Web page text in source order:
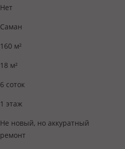
Нет
Саман
160 м²
18 м²
6 соток
1 этаж
Не новый, но аккуратный
ремонт